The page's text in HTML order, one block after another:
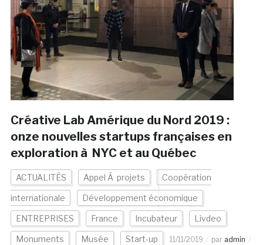
Créative Lab Amérique du Nord 2019 :
onze nouvelles startups françaises en
exploration à NYC et au Québec
ACTUALITÉS Appel Ã projets Coopération
internationale Développement économique
ENTREPRISES France Incubateur Livdeo
Monuments Musée Start-up 11/11/2019 par admin